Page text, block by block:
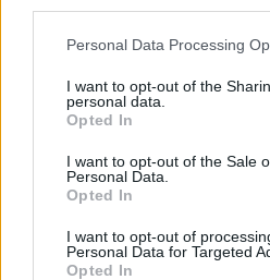
Personal Data Processing
I want to opt-out of the
personal data.
Opted In
I want to opt-out of the Sale
Personal Data.
Opted In
I want to opt-out of
Personal Data for Targeted
Opted In
ΔΕΙΤΕ ΕΠΙΣΗΣ
ΣΤΗΝ ΙΔΙΑ
Μαζική
ΣΉΜΕΡΑ